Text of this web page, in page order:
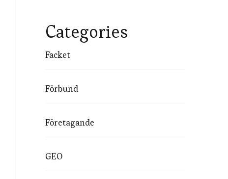
Categories
Facket
Förbund
Företagande
GEO